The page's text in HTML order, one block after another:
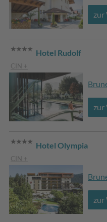
zur
Hotel Rudolf
CIN +
zur
Hotel Olympia
CIN +
zur